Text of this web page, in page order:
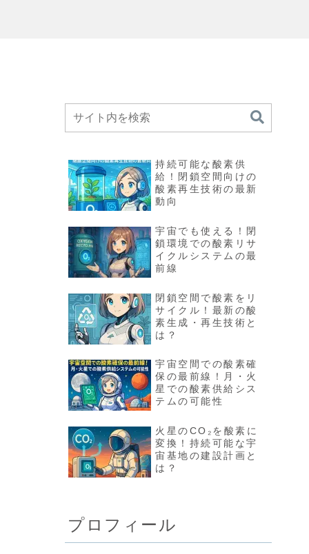
持続可能な酸素供
給！閉鎖空間向けの
酸素再生技術の最新
動向
宇宙でも使える！閉
鎖環境での酸素リサ
イクルシステムの最
前線
閉鎖空間で酸素をリ
サイクル！最新の酸
素生成・再生技術と
は？
宇宙空間での酸素確
保の最前線！月・火
星での酸素供給シス
テムの可能性
火星のCO₂を酸素に
変換！持続可能な宇
宙基地の建設計画と
は？
プロフィール